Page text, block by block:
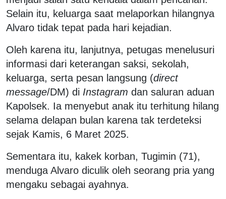
Selain itu, keluarga saat melaporkan hilangnya
Alvaro tidak tepat pada hari kejadian.
Oleh karena itu, lanjutnya, petugas menelusuri
informasi dari keterangan saksi, sekolah,
keluarga, serta pesan langsung (direct
message/DM) di Instagram dan saluran aduan
Kapolsek. Ia menyebut anak itu terhitung hilang
selama delapan bulan karena tak terdeteksi
sejak Kamis, 6 Maret 2025.
Sementara itu, kakek korban, Tugimin (71),
menduga Alvaro diculik oleh seorang pria yang
mengaku sebagai ayahnya.